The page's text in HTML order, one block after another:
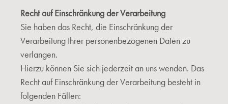
Recht auf Einschränkung der Verarbeitung
Sie haben das Recht, die Einschränkung der
Verarbeitung Ihrer personenbezogenen Daten zu
verlangen.
Hierzu können Sie sich jederzeit an uns wenden. Das
Recht auf Einschränkung der Verarbeitung besteht in
folgenden Fällen: